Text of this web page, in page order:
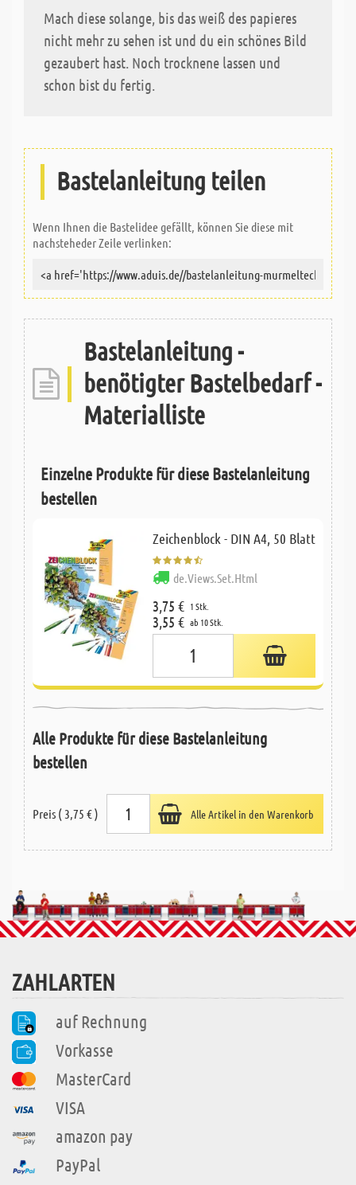
Mach diese solange, bis das weiß des papieres
nicht mehr zu sehen ist und du ein schönes Bild
gezaubert hast. Noch trocknene lassen und
schon bist du fertig.
Bastelanleitung teilen
Wenn Ihnen die Bastelidee gefällt, können Sie diese mit
nachsteheder Zeile verlinken:
Bastelanleitung -
benötigter Bastelbedarf -
Materialliste
Einzelne Produkte für diese Bastelanleitung
bestellen
Zeichenblock - DIN A4, 50 Blatt
de.Views.Set.Html
3,75 € 1 Stk.
3,55 € ab 10 Stk.
Alle Produkte für diese Bastelanleitung
bestellen
Preis ( 3,75 € ) Alle Artikel in den Warenkorb
ZAHLARTEN
auf Rechnung
Vorkasse
MasterCard
VISA
amazon pay
PayPal